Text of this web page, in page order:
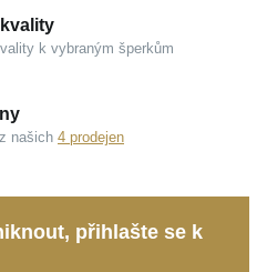
osobu.
úprava odráží
k vybraným šperkům
našich 4 prodejen
přihlašte se k